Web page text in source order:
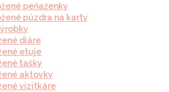
peňaženky
púzdra na karty
diáre
etuje
tašky
aktovky
vizitkáre